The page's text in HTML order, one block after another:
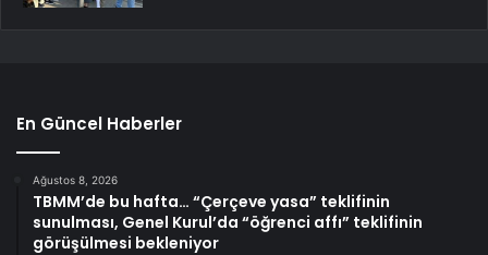
En Güncel Haberler
Ağustos 8, 2026
TBMM’de bu hafta… “Çerçeve yasa” teklifinin
sunulması, Genel Kurul’da “öğrenci affı” teklifinin
görüşülmesi bekleniyor